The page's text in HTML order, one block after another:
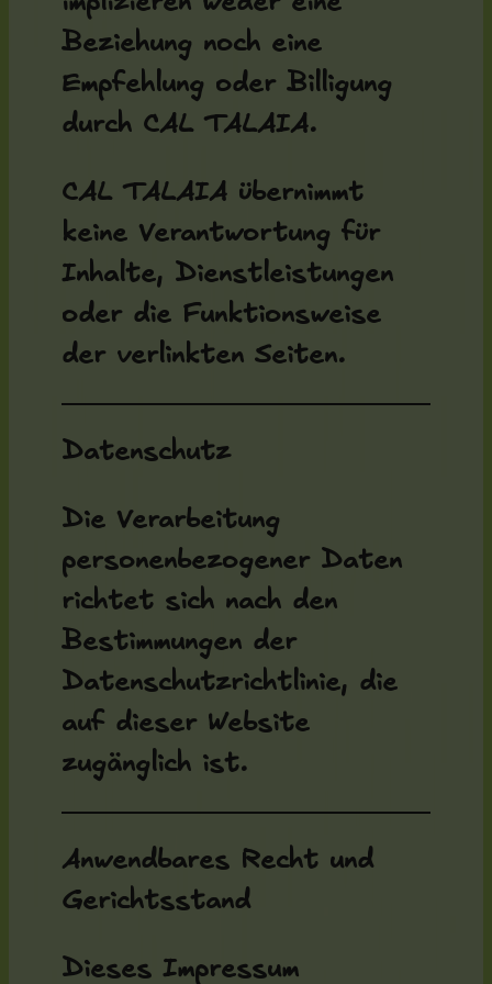
Beziehung noch eine
Empfehlung oder Billigung
durch CAL TALAIA.
CAL TALAIA übernimmt
keine Verantwortung für
Inhalte, Dienstleistungen
oder die Funktionsweise
der verlinkten Seiten.
Datenschutz
Die Verarbeitung
personenbezogener Daten
richtet sich nach den
Bestimmungen der
Datenschutzrichtlinie, die
auf dieser Website
zugänglich ist.
Anwendbares Recht und
Gerichtsstand
Dieses Impressum